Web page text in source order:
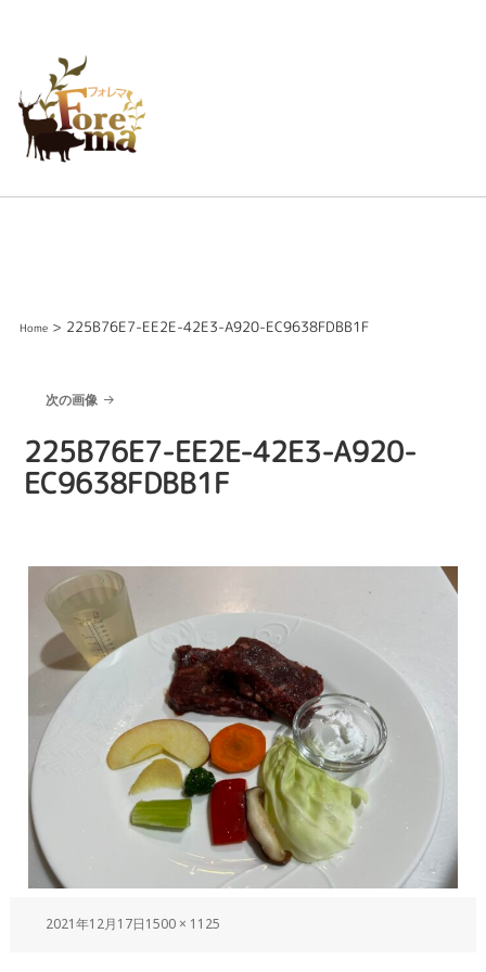
Home> 225B76E7-EE2E-42E3-A920-EC9638FDBB1F
次の画像
225B76E7-EE2E-42E3-A920-
EC9638FDBB1F
2021年12月17日1500 × 1125